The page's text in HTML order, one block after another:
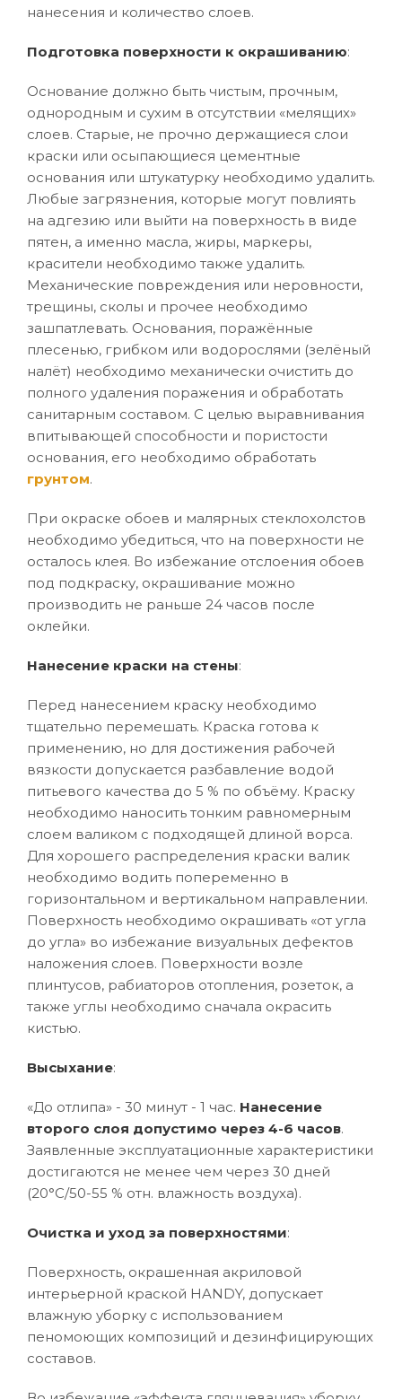
нанесения и количество слоев.
Подготовка поверхности к окрашиванию:
Основание должно быть чистым, прочным,
однородным и сухим в отсутствии «мелящих»
слоев. Старые, не прочно держащиеся слои
краски или осыпающиеся цементные
основания или штукатурку необходимо удалить.
Любые загрязнения, которые могут повлиять
на адгезию или выйти на поверхность в виде
пятен, а именно масла, жиры, маркеры,
красители необходимо также удалить.
Механические повреждения или неровности,
трещины, сколы и прочее необходимо
зашпатлевать. Основания, поражённые
плесенью, грибком или водорослями (зелёный
налёт) необходимо механически очистить до
полного удаления поражения и обработать
санитарным составом. С целью выравнивания
впитывающей способности и пористости
основания, его необходимо обработать
грунтом.
При окраске обоев и малярных стеклохолстов
необходимо убедиться, что на поверхности не
осталось клея. Во избежание отслоения обоев
под подкраску, окрашивание можно
производить не раньше 24 часов после
оклейки.
Нанесение краски на стены:
Перед нанесением краску необходимо
тщательно перемешать. Краска готова к
применению, но для достижения рабочей
вязкости допускается разбавление водой
питьевого качества до 5 % по объёму. Краску
необходимо наносить тонким равномерным
слоем валиком с подходящей длиной ворса.
Для хорошего распределения краски валик
необходимо водить попеременно в
горизонтальном и вертикальном направлении.
Поверхность необходимо окрашивать «от угла
до угла» во избежание визуальных дефектов
наложения слоев. Поверхности возле
плинтусов, рабиаторов отопления, розеток, а
также углы необходимо сначала окрасить
кистью.
Высыхание:
«До отлипа» - 30 минут - 1 час. Нанесение
второго слоя допустимо через 4-6 часов.
Заявленные эксплуатационные характеристики
достигаются не менее чем через 30 дней
(20°C/50-55 % отн. влажность воздуха).
Очистка и уход за поверхностями:
Поверхность, окрашенная акриловой
интерьерной краской HANDY, допускает
влажную уборку с использованием
пеномоющих композиций и дезинфицирующих
составов.